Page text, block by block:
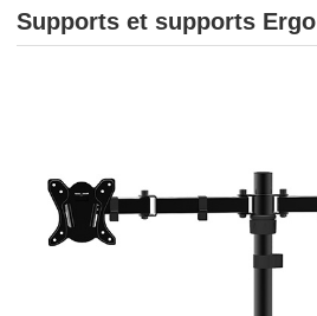
Supports et supports Ergo